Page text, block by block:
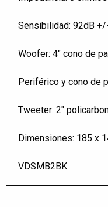
Sensibilidad: 92dB
Woofer: 4" cono de
Periférico y cono de
Tweeter: 2"
Dimensiones: 185 x
VDSMB2BK